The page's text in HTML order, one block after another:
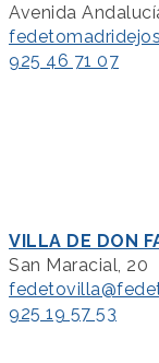
Avenida
925 46 71 07
VILLA DE DON
San Maracial, 20
925 19 57 53